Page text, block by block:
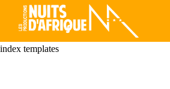
index templates